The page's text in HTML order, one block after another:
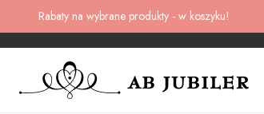
Rabaty na wybrane produkty - w koszyku!